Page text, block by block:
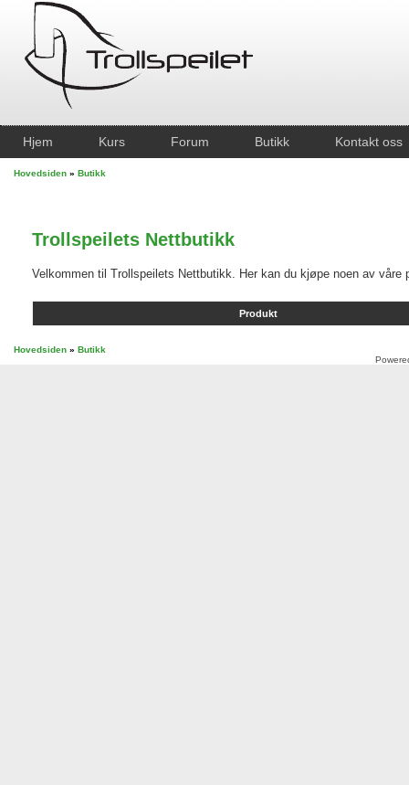
Hjem Kurs Forum Butikk Kontakt oss
Hovedsiden » Butikk
Trollspeilets Nettbutikk
Velkommen til Trollspeilets Nettbutikk. Her kan du kjøpe noen av våre
Produkt
Hovedsiden » Butikk